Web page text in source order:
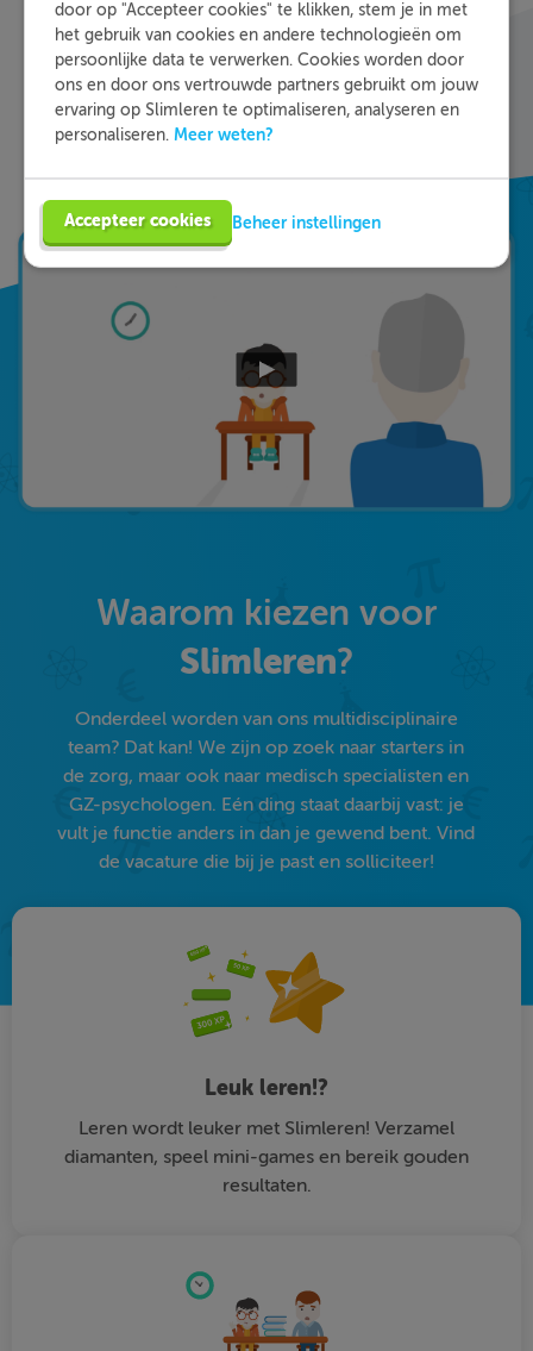
wanneer je maar wilt. Theorie-uitleg, video-
colleges, vuistregels en meer helpen jou om de
stof sneller te begrijpen. Daarnaast krijg je bij
ieder fout gegeven antwoord direct een heldere
uitleg hoe je de vraag het beste kunt oplossen.
Waarom kiezen voor
Slimleren?
Onderdeel worden van ons multidisciplinaire
team? Dat kan! We zijn op zoek naar starters in
de zorg, maar ook naar medisch specialisten en
GZ-psychologen. Eén ding staat daarbij vast: je
vult je functie anders in dan je gewend bent. Vind
de vacature die bij je past en solliciteer!
Leuk leren!?
Leren wordt leuker met Slimleren! Verzamel
diamanten, speel mini-games en bereik gouden
resultaten.
door op "Accepteer cookies" te klikken, stem je in met
het gebruik van cookies en andere technologieën om
persoonlijke data te verwerken. Cookies worden door
ons en door ons vertrouwde partners gebruikt om jouw
ervaring op Slimleren te optimaliseren, analyseren en
personaliseren. Meer weten?
Accepteer cookies Beheer instellingen